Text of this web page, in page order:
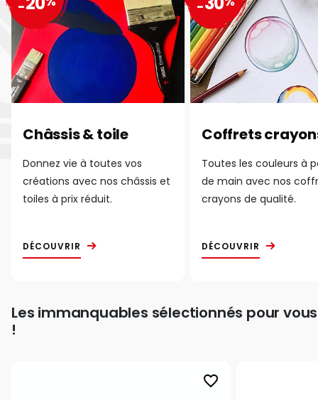
Châssis & toile
Donnez vie à toutes vos
créations avec nos châssis et
toiles à prix réduit.
DÉCOUVRIR
-
Coffrets
Toutes les couleurs à
de main avec nos
crayons de qualité.
DÉCOUVRIR
-
Les immanquables sélectionnés pour vous
!
favorite_border